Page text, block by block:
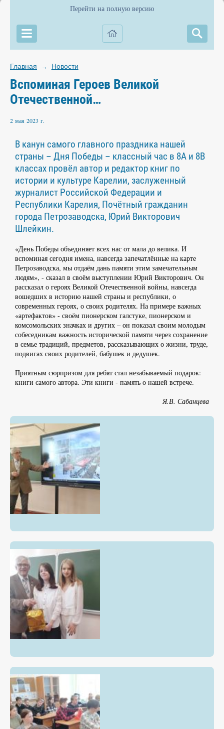
Перейти на полную версию
Главная → Новости
Вспоминая Героев Великой
Отечественной…
2 мая 2023 г.
В канун самого главного праздника нашей
страны – Дня Победы – классный час в 8А и 8В
классах провёл автор и редактор книг по
истории и культуре Карелии, заслуженный
журналист Российской Федерации и
Республики Карелия, Почётный гражданин
города Петрозаводска, Юрий Викторович
Шлейкин.
«День Победы объединяет всех нас от мала до велика. И
вспоминая сегодня имена, навсегда запечатлённые на карте
Петрозаводска, мы отдаём дань памяти этим замечательным
людям», - сказал в своём выступлении Юрий Викторович. Он
рассказал о героях Великой Отечественной войны, навсегда
вошедших в историю нашей страны и республики, о
современных героях, о своих родителях. На примере важных
«артефактов» - своём пионерском галстуке, пионерском и
комсомольских значках и других – он показал своим молодым
собеседникам важность исторической памяти через сохранение
в семье традиций, предметов, рассказывающих о жизни, труде,
подвигах своих родителей, бабушек и дедушек.
Приятным сюрпризом для ребят стал незабываемый подарок:
книги самого автора. Эти книги - память о нашей встрече.
Я.В. Сабанцева